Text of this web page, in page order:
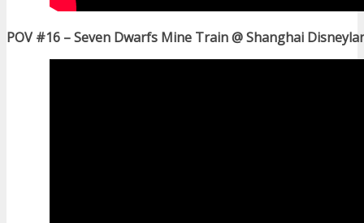
POV #16 – Seven Dwarfs Mine Train @ Shanghai